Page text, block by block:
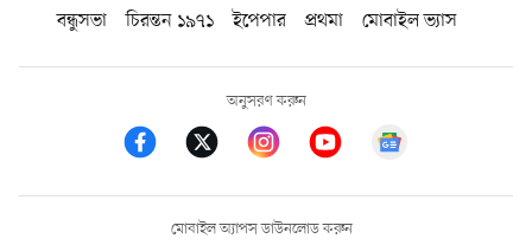
বন্ধুসভা
চিরন্তন ১৯৭১ ইপেপার প্রথমা মোবাইল ভ্যাস
অনুসরণ করুন
মোবাইল অ্যাপস ডাউনলোড করুন